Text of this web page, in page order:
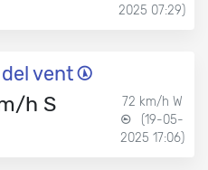
2025 07:29)
vent
h S
72 km/h W
(19-05-
2025 17:06)